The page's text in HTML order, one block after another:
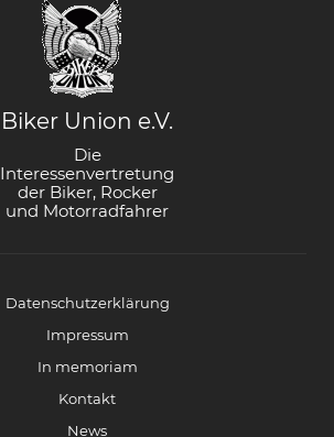
Biker Union e.V.
Die
Interessenvertretung
der Biker, Rocker
und Motorradfahrer
Datenschutzerklärung
Impressum
In memoriam
Kontakt
News